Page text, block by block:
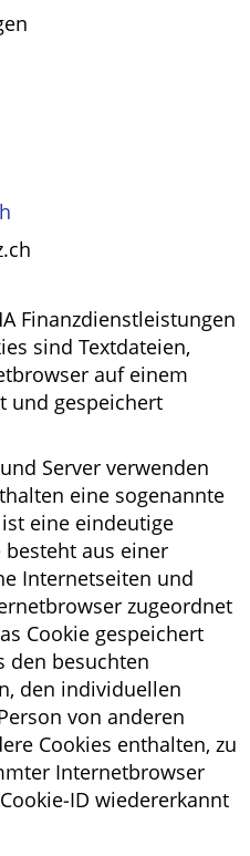
Finanzdienstleistungen
sind Textdateien,
auf einem
und gespeichert
Server verwenden
eine sogenannte
ist eine eindeutige
besteht aus einer
Internetseiten und
zugeordnet
Cookie gespeichert
den besuchten
den individuellen
von anderen
Cookies enthalten, zu
Internetbrowser
ID wiedererkannt